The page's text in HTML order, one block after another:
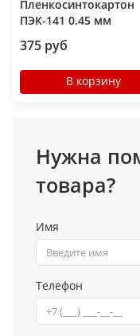
Пленкосинтокартон
ПЭК-141 0.45 мм
375 руб
В корзину
Нужна
товара?
Имя
Телефон